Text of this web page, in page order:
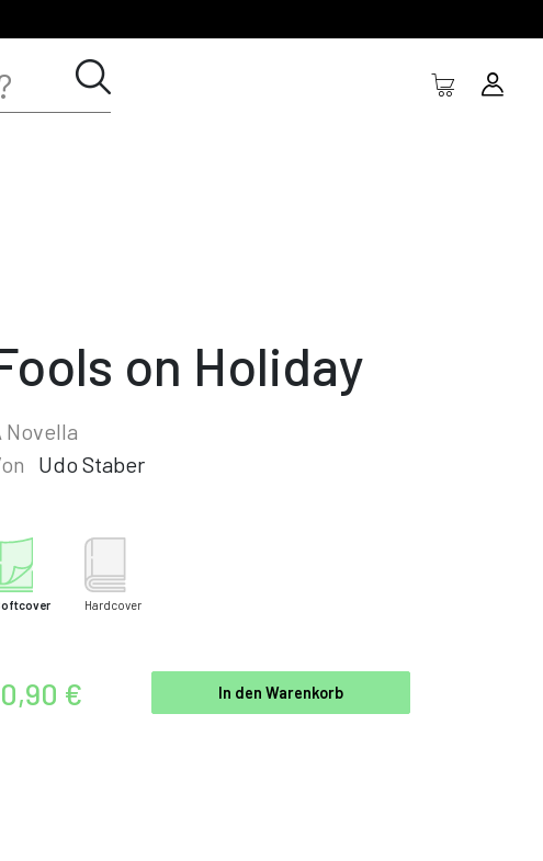
on Holiday
Novella
Udo Staber
Hardcover
€ In den Warenkorb